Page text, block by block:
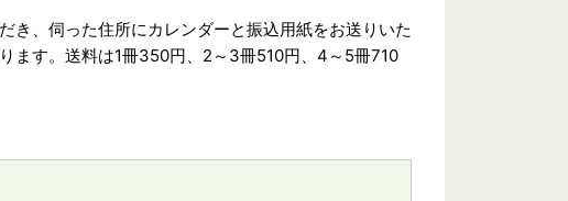
き、伺った住所にカレンダーと振込用紙をお送りいた
ます。送料は1冊350円、2～3冊510円、4～5冊710